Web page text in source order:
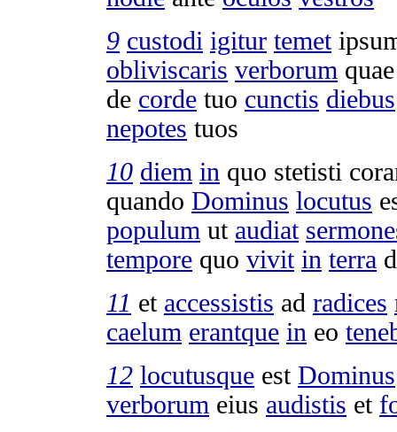
9 custodi igitur temet
obliviscaris verborum
de corde tuo cunctis diebus
nepotes tuos
10 diem in quo stetisti
quando Dominus locutus
populum ut audiat
tempore quo vivit in terra
11 et accessistis ad radices
caelum erantque in eo
12 locutusque est Dominus
verborum eius audistis et